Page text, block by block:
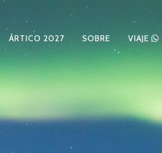
ÁRTICO 2027 SOBRE VIAJE